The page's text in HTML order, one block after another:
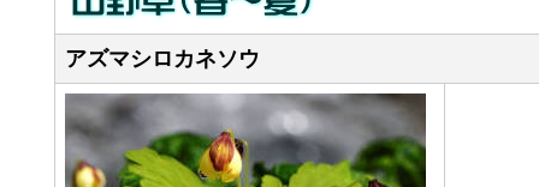
アズマシロカネソウ